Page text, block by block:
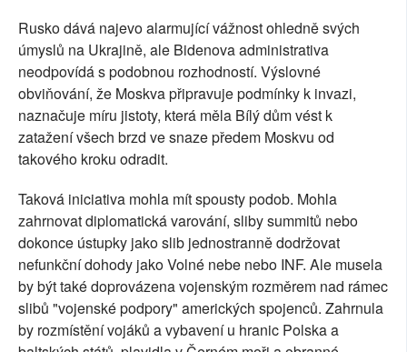
Rusko dává najevo alarmující vážnost ohledně svých
úmyslů na Ukrajině, ale Bidenova administrativa
neodpovídá s podobnou rozhodností. Výslovné
obviňování, že Moskva připravuje podmínky k invazi,
naznačuje míru jistoty, která měla Bílý dům vést k
zatažení všech brzd ve snaze předem Moskvu od
takového kroku odradit.
Taková iniciativa mohla mít spousty podob. Mohla
zahrnovat diplomatická varování, sliby summitů nebo
dokonce ústupky jako slib jednostranně dodržovat
nefunkční dohody jako Volné nebe nebo INF. Ale musela
by být také doprovázena vojenským rozměrem nad rámec
slibů "vojenské podpory" amerických spojenců. Zahrnula
by rozmístění vojáků a vybavení u hranic Polska a